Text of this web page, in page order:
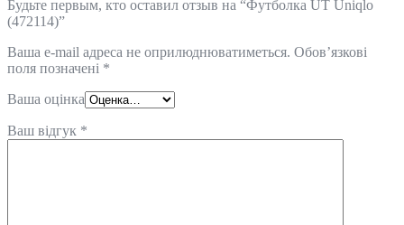
Будьте первым, кто оставил отзыв на “Футболка UT Uniqlo
(472114)”
Ваша e-mail адреса не оприлюднюватиметься. Обов’язкові
поля позначені *
Ваша оцінка
Ваш відгук *